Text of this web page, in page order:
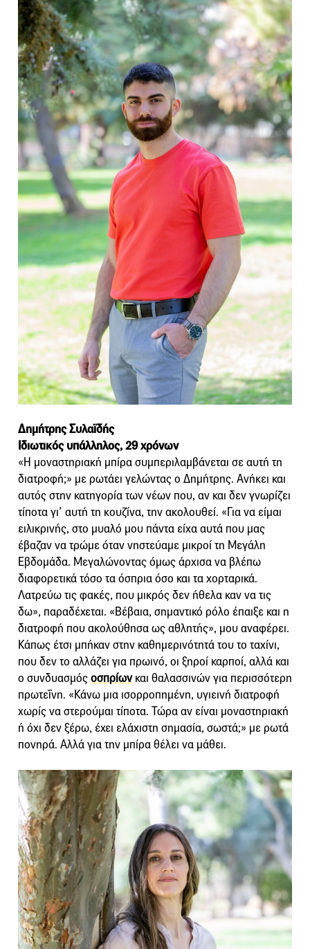
Δημήτρης Συλαϊδής
Ιδιωτικός υπάλληλος, 29 χρόνων
«Η μοναστηριακή μπίρα συμπεριλαμβάνεται σε αυτή τη
διατροφή;» με ρωτάει γελώντας ο Δημήτρης. Ανήκει και
αυτός στην κατηγορία των νέων που, αν και δεν γνωρίζει
τίποτα γι’ αυτή τη κουζίνα, την ακολουθεί. «Για να είμαι
ειλικρινής, στο μυαλό μου πάντα είχα αυτά που μας
έβαζαν να τρώμε όταν νηστεύαμε μικροί τη Μεγάλη
Εβδομάδα. Μεγαλώνοντας όμως άρχισα να βλέπω
διαφορετικά τόσο τα όσπρια όσο και τα χορταρικά.
Λατρεύω τις φακές, που μικρός δεν ήθελα καν να τις
δω», παραδέχεται. «Βέβαια, σημαντικό ρόλο έπαιξε και η
διατροφή που ακολούθησα ως αθλητής», μου αναφέρει.
Κάπως έτσι μπήκαν στην καθημερινότητά του το ταχίνι,
που δεν το αλλάζει για πρωινό, οι ξηροί καρποί, αλλά και
ο συνδυασμόςοσπρίωνκαι θαλασσινών για περισσότερη
πρωτεΐνη. «Κάνω μια ισορροπημένη, υγιεινή διατροφή
χωρίς να στερούμαι τίποτα. Τώρα αν είναι μοναστηριακή
ή όχι δεν ξέρω, έχει ελάχιστη σημασία, σωστά;» με ρωτά
πονηρά. Αλλά για την μπίρα θέλει να μάθει.